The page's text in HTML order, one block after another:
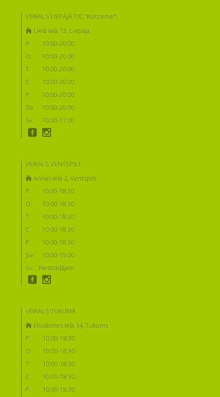
VEIKALS LIEPĀJĀ T/C "Kurzeme":
Lielā iela 13, Liepāja
P:
10:00-20:00
O:
10:00-20:00
T:
10:00-20:00
C:
10:00-20:00
P:
10:00-20:00
Se:
10:00-20:00
Sv:
10:00-17:00
VEIKALS VENTSPILĪ:
Annas iela 2, Ventspils
P:
10:00-18:30
O:
10:00-18:30
T:
10:00-18:30
C:
10:00-18:30
P:
10:00-18:30
Se:
10:00-15:00
Sv:
Nestrādājam
VEIKALS TUKUMĀ
Elizabetes iela 14, Tukums
P:
10:00-18:30
O:
10:00-18:30
T:
10:00-18:30
C:
10:00-18:30
P:
10:00-18:30